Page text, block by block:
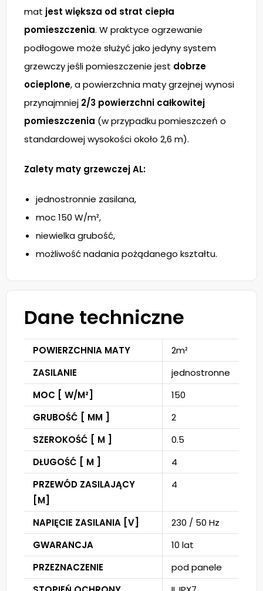
mat jest większa od strat ciepła
pomieszczenia. W praktyce ogrzewanie
podłogowe może służyć jako jedyny system
grzewczy jeśli pomieszczenie jest dobrze
ocieplone, a powierzchnia maty grzejnej wynosi
przynajmniej 2/3 powierzchni całkowitej
pomieszczenia (w przypadku pomieszczeń o
standardowej wysokości około 2,6 m).
Zalety maty grzewczej AL:
jednostronnie zasilana,
moc 150 W/m²,
niewielka grubość,
możliwość nadania pożądanego kształtu.
Dane techniczne
POWIERZCHNIA MATY
2m²
ZASILANIE
jednostronne
MOC [ W/M²]
150
GRUBOŚĆ [ MM ]
2
SZEROKOŚĆ [ M ]
0.5
DŁUGOŚĆ [ M ]
4
PRZEWÓD ZASILAJĄCY
[M]
4
NAPIĘCIE ZASILANIA [V]
230 / 50 Hz
GWARANCJA
10 lat
PRZEZNACZENIE
pod panele